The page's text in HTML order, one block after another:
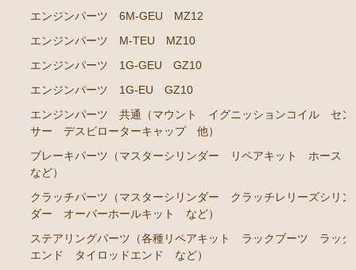
コロナマークⅡ チェイサー MX3# MX4#
マークⅡ クレスタ チェイサーGX50 51 GX60 61 MX51 6
エンジンパーツ 1G-GEU
エンジンパーツ 1G-EU
エンジンパーツ 5M-EU
エンジンパーツ 18R-GEU
エンジンパーツ 6M-GEU MZ12
エンジンパーツ M-TEU MZ10
エンジンパーツ 1G-GEU GZ10
エンジンパーツ 1G-EU GZ10
エンジンパーツ 共通（マウント イグニッションコイル セン
サー デスビローターキャップ 他）
ブレーキパーツ（マスターシリンダー リペアキット ホース
など）
クラッチパーツ（マスターシリンダー クラッチレリーズシリン
ダー オーバーホールキット など）
ステアリングパーツ（各種リペアキット ラックブーツ ラック
エンド タイロッドエンド など）